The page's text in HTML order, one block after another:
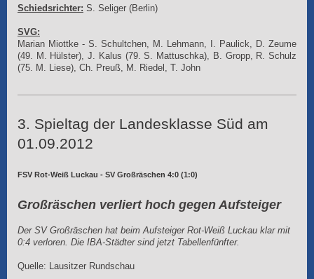
Schiedsrichter: S. Seliger (Berlin)
SVG:
Marian Miottke - S. Schultchen, M. Lehmann, I. Paulick, D. Zeume
(49. M. Hülster), J. Kalus (79. S. Mattuschka), B. Gropp, R. Schulz
(75. M. Liese), Ch. Preuß, M. Riedel, T. John
3. Spieltag der Landesklasse Süd am
01.09.2012
FSV Rot-Weiß Luckau - SV Großräschen 4:0 (1:0)
Großräschen verliert hoch gegen Aufsteiger
Der SV Großräschen hat beim Aufsteiger Rot-Weiß Luckau klar mit
0:4 verloren. Die IBA-Städter sind jetzt Tabellenfünfter.
Quelle: Lausitzer Rundschau